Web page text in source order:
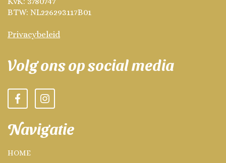
Navigatie
HOME
BTW: NL226293117B01
Privacybeleid
Volg ons op social media
FacebookInstagram